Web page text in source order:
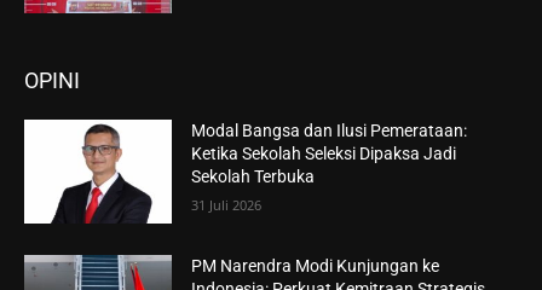
OPINI
Modal Bangsa dan Ilusi Pemerataan:
Ketika Sekolah Seleksi Dipaksa Jadi
Sekolah Terbuka
31 Juli 2026
PM Narendra Modi Kunjungan ke